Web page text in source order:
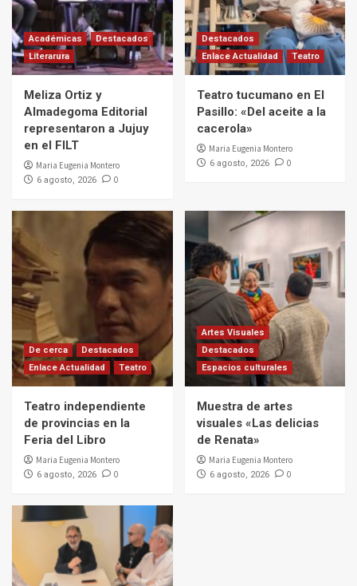
Académicas
Destacados
Literarura
Meliza Ortiz y
Almadegoma Editorial
representaron a Jujuy
en el FILT
Maria Eugenia Montero
6 agosto, 2026 0
Destacados
Enlace Actualidad
Teatro
Teatro tucumano en El
Pasillo: «Del aceite a la
cacerola»
Maria Eugenia Montero
6 agosto, 2026 0
De cerca
Destacados
Enlace Actualidad
Teatro
Teatro independiente
de provincias en la
Feria del Libro
Maria Eugenia Montero
6 agosto, 2026 0
Artes Visuales
Destacados
Espacios culturales
Muestra de artes
visuales «Las delicias
de Renata»
Maria Eugenia Montero
6 agosto, 2026 0